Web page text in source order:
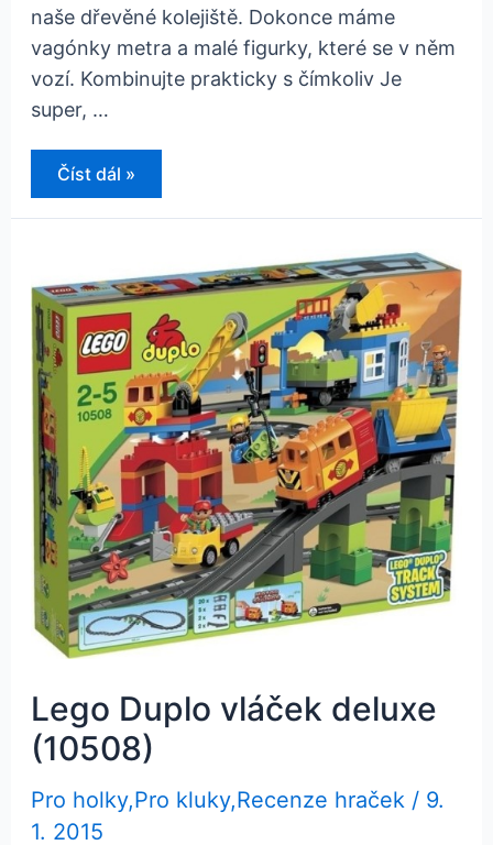
naše dřevěné kolejiště. Dokonce máme
vagónky metra a malé figurky, které se v něm
vozí. Kombinujte prakticky s čímkoliv Je
super, …
Recenze:
Brio
vláčkodráha
Metro
Číst dál »
Lego Duplo vláček deluxe
(10508)
Pro holky,Pro kluky,Recenze hraček/ 9.
1. 2015